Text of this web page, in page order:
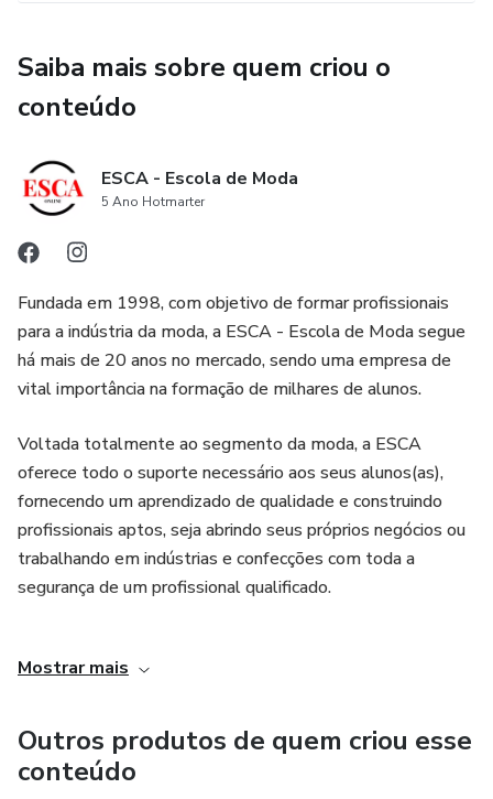
Ao final do curso terá direito a Certificado.
Conteúdo Programático:
- Saia Reta
- Saia Godê
- Saia Evasê
- Blusa Regata
- Vestido com Recorte
- Calça com Bolso Embutido
Saiba mais sobre quem criou o
conteúdo
ESCA - Escola de Moda
5 Ano Hotmarter
Fundada em 1998, com objetivo de formar profissionais
para a indústria da moda, a ESCA - Escola de Moda segue
há mais de 20 anos no mercado, sendo uma empresa de
vital importância na formação de milhares de alunos.
Voltada totalmente ao segmento da moda, a ESCA
oferece todo o suporte necessário aos seus alunos(as),
fornecendo um aprendizado de qualidade e construindo
profissionais aptos, seja abrindo seus próprios negócios ou
trabalhando em indústrias e confecções com toda a
segurança de um profissional qualificado.
cursos, com o objetivo de levar à mais pessoas a nossa
de professores. Esperamos um grande crescimento no
setor online, mantendo-se a qualidade de ensino e
,contribuindo na formação de nossos alunos para o mercado
Mostrar mais
Outros produtos de quem criou esse
conteúdo